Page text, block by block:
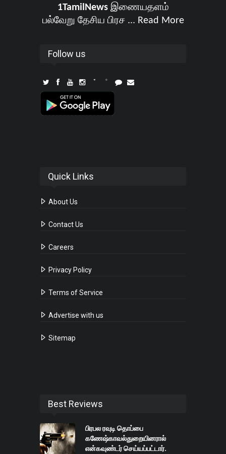
1TamilNewsஇணையதளம்
பல்வேறு தேசிய பிரச ... Read More
Follow us
Quick Links
About Us
Contact Us
Careers
Privacy Policy
Terms of Service
Advertise with us
Sitemap
Best Reviews
பிரபல ரவுடி தொப்பை
கணேஷ்காவல்துறையினரால்
என்கவுண்டர் செய்யப்பட்டார்.